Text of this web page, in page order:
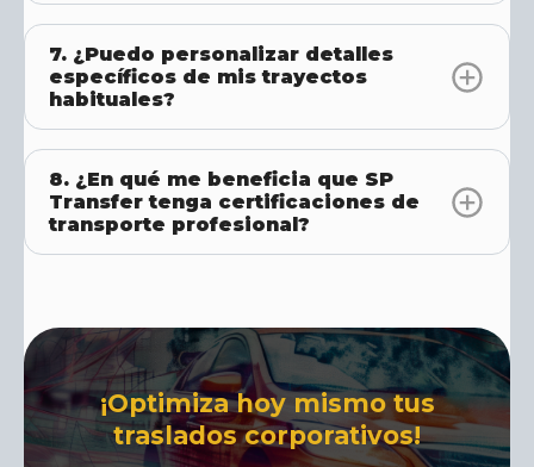
7. ¿Puedo personalizar detalles
específicos de mis trayectos
habituales?
8. ¿En qué me beneficia que SP
Transfer tenga certificaciones de
transporte profesional?
¡Optimiza hoy mismo tus
traslados corporativos!